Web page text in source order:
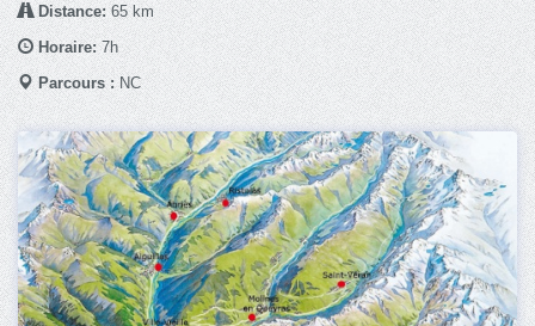
Distance: 65 km
Horaire:7h
Parcours :NC